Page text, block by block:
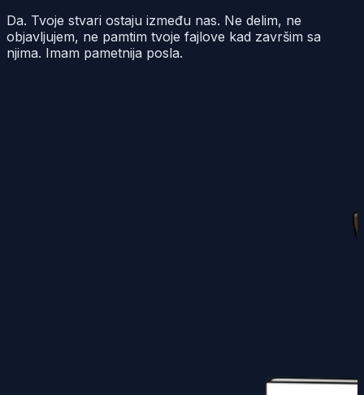
Da. Tvoje stvari ostaju između nas. Ne delim, ne
objavljujem, ne pamtim tvoje fajlove kad završim sa
njima. Imam pametnija posla.